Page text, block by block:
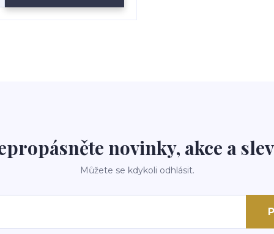
novinky, akce a
Můžete se kdykoli odhlásit.